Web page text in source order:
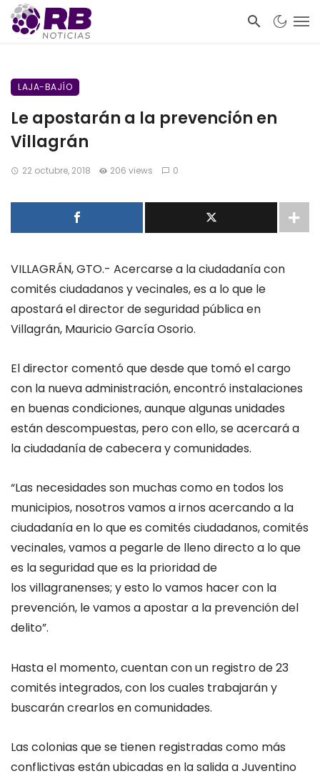
LAJA-BAJÍO
Le apostarán a la prevención en
Villagrán
22 octubre, 2018 206 views 0
VILLAGRÁN, GTO.- Acercarse a la ciudadanía con
comités ciudadanos y vecinales, es a lo que le
apostará el director de seguridad pública en
Villagrán, Mauricio García Osorio.
El director comentó que desde que tomó el cargo
con la nueva administración, encontró instalaciones
en buenas condiciones, aunque algunas unidades
están descompuestas, pero con ello, se acercará a
la ciudadanía de cabecera y comunidades.
“Las necesidades son muchas como en todos los
municipios, nosotros vamos a irnos acercando a la
ciudadanía en lo que es comités ciudadanos, comités
vecinales, vamos a pegarle de lleno directo a lo que
es la seguridad que es la prioridad de
los villagranenses; y esto lo vamos hacer con la
prevención, le vamos a apostar a la prevención del
delito”.
Hasta el momento, cuentan con un registro de 23
comités integrados, con los cuales trabajarán y
buscarán crearlos en comunidades.
Las colonias que se tienen registradas como más
conflictivas están ubicadas en la salida a Juventino